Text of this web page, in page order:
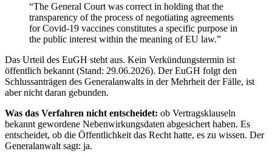
“The General Court was correct in holding that the
transparency of the process of negotiating agreements
for Covid-19 vaccines constitutes a specific purpose in
the public interest within the meaning of EU law.”
Das Urteil des EuGH steht aus. Kein Verkündungstermin ist
öffentlich bekannt (Stand: 29.06.2026). Der EuGH folgt den
Schlussanträgen des Generalanwalts in der Mehrheit der Fälle, ist
aber nicht daran gebunden.
Was das Verfahren nicht entscheidet: ob Vertragsklauseln
bekannt gewordene Nebenwirkungsdaten abgesichert haben. Es
entscheidet, ob die Öffentlichkeit das Recht hatte, es zu wissen. Der
Generalanwalt sagt: ja.